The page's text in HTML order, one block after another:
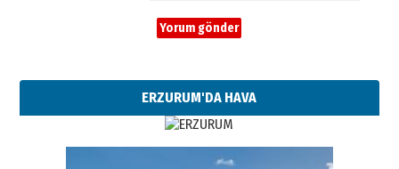
ERZURUM'DA HAVA